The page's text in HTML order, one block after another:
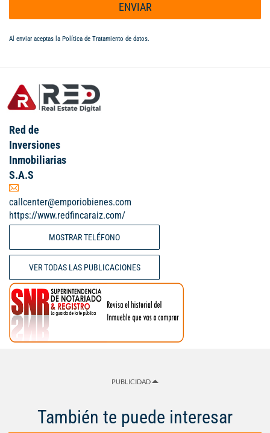
ENVIAR
Al enviar aceptas la Política de Tratamiento de datos.
Red de
Inversiones
Inmobiliarias
S.A.S
callcenter@emporiobienes.com
https://www.redfincaraiz.com/
MOSTRAR TELÉFONO
VER TODAS LAS PUBLICACIONES
PUBLICIDAD
También te puede interesar